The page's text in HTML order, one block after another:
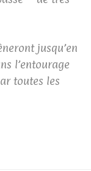
jusqu’en
l’entourage
toutes les